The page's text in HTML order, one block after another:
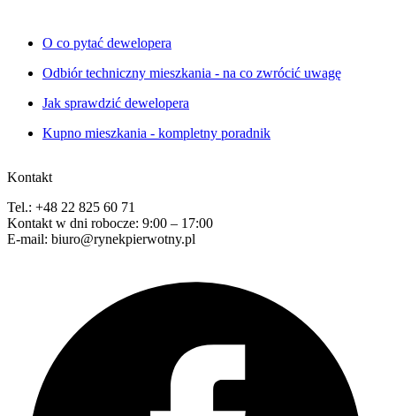
O co pytać dewelopera
Odbiór techniczny mieszkania - na co zwrócić uwagę
Jak sprawdzić dewelopera
Kupno mieszkania - kompletny poradnik
Kontakt
Tel.: +48 22 825 60 71
Kontakt w dni robocze: 9:00 – 17:00
E-mail: biuro@rynekpierwotny.pl